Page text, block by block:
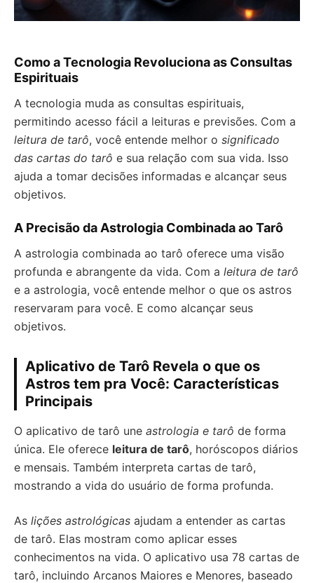
Como a Tecnologia Revoluciona as Consultas
Espirituais
A tecnologia muda as consultas espirituais,
permitindo acesso fácil a leituras e previsões. Com a
leitura de tarô, você entende melhor o significado
das cartas do tarô e sua relação com sua vida. Isso
ajuda a tomar decisões informadas e alcançar seus
objetivos.
A Precisão da Astrologia Combinada ao Tarô
A astrologia combinada ao tarô oferece uma visão
profunda e abrangente da vida. Com a leitura de tarô
e a astrologia, você entende melhor o que os astros
reservaram para você. E como alcançar seus
objetivos.
Aplicativo de Tarô Revela o que os
Astros tem pra Você: Características
Principais
O aplicativo de tarô une astrologia e tarô de forma
única. Ele oferece leitura de tarô, horóscopos diários
e mensais. Também interpreta cartas de tarô,
mostrando a vida do usuário de forma profunda.
As lições astrológicas ajudam a entender as cartas
de tarô. Elas mostram como aplicar esses
conhecimentos na vida. O aplicativo usa 78 cartas de
tarô, incluindo Arcanos Maiores e Menores, baseado